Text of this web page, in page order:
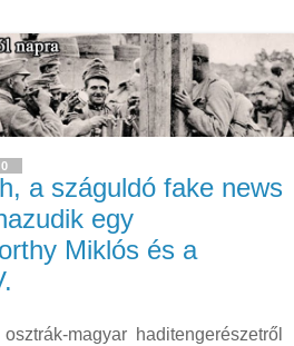
a száguldó fake news
egy
Miklós és a
magyar haditengerészetről